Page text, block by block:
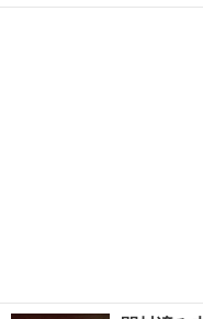
ん。 【購入時価格】10万以